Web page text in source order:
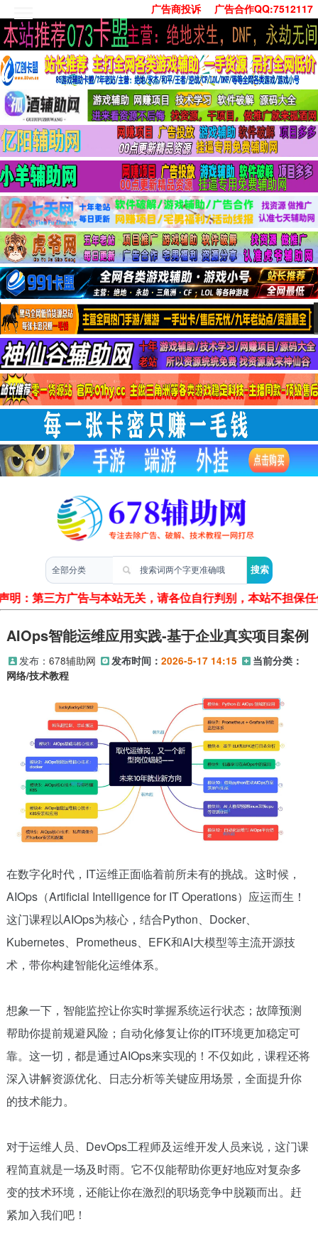
广告商投诉 广告合作QQ:7512117
首页
技术学习
安卓绿化
单机游戏
社交娱乐
系统工具
活动线报
常用办公
源码收集
值得一看
两性情感
明：第三方广告与本站无关，请各位自行判别，本站不担保
AIOps智能运维应用实践-基于企业真实项目案例
发布： 678辅助网 发布时间： 2026-5-17 14:15
当前分类：
网络/技术教程
在数字化时代，IT运维正面临着前所未有的挑战。这时候，
AIOps（Artificial Intelligence for IT Operations）应运而生！
这门课程以AIOps为核心，结合Python、Docker、
Kubernetes、Prometheus、EFK和AI大模型等主流开源技
术，带你构建智能化运维体系。
想象一下，智能监控让你实时掌握系统运行状态；故障预测
帮助你提前规避风险；自动化修复让你的IT环境更加稳定可
靠。这一切，都是通过AIOps来实现的！不仅如此，课程还将
深入讲解资源优化、日志分析等关键应用场景，全面提升你
的技术能力。
对于运维人员、DevOps工程师及运维开发人员来说，这门课
程简直就是一场及时雨。它不仅能帮助你更好地应对复杂多
变的技术环境，还能让你在激烈的职场竞争中脱颖而出。赶
紧加入我们吧！